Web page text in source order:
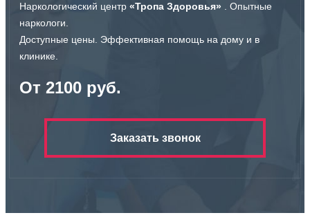
Наркологический центр «Тропа Здоровья» . Опытные
наркологи.
Доступные цены. Эффективная помощь на дому и в
клинике.
От 2100 руб.
Заказать звонок